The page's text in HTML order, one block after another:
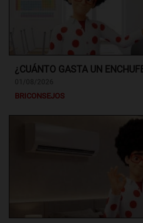
¿CUÁNTO GASTA UN
BRICONSEJOS